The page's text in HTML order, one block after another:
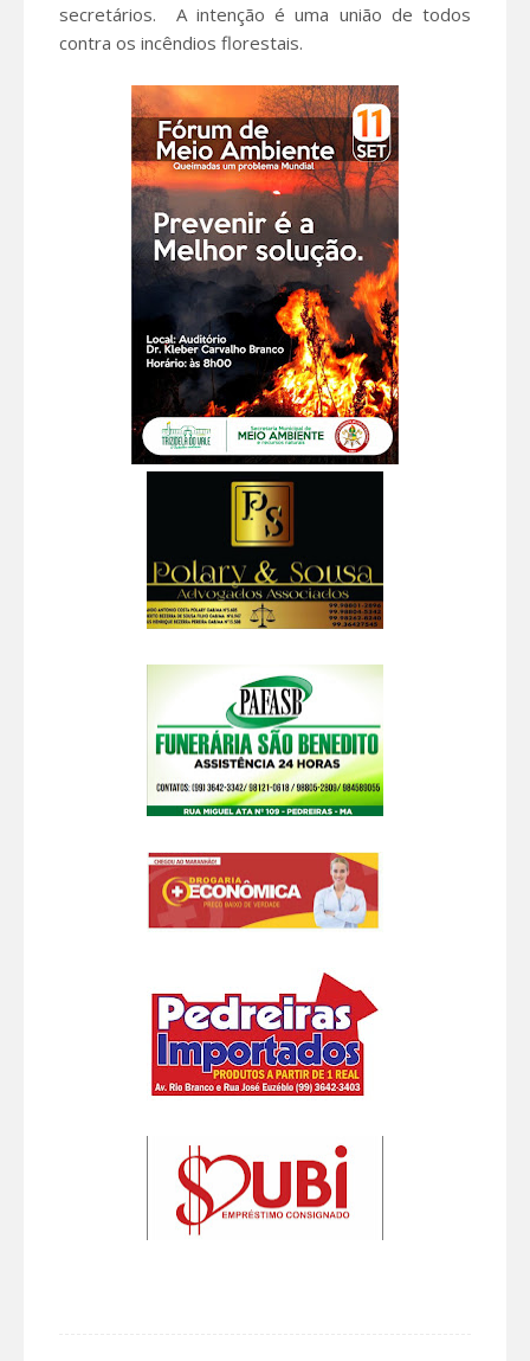
secretários. A intenção é uma união de todos
contra os incêndios florestais.